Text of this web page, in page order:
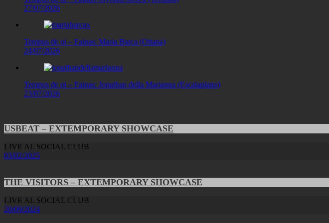
27/07/2026
Tempus de oi – Fainas: Maria Barca (Ottana)
24/07/2026
Tempus de oi – Fainas: Jonathan della Marianna (Escalaplano)
23/07/2026
USBEAT – EXTEMPORARY SHOWCASE
LIVE AL SOCIAL CLUB
03/02/2025
THE VISITORS – EXTEMPORARY SHOWCASE
LIVE AL SOCIAL CLUB
20/09/2024